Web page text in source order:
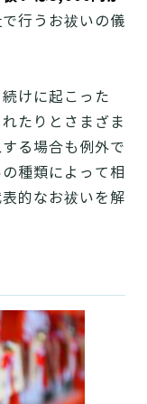
行うお祓いの儀
けに起こった
たりとさまざま
る場合も例外で
種類によって相
的なお祓いを解